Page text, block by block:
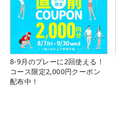
8-9月のプレーに2回使える！
コース限定2,000円クーポン
配布中！